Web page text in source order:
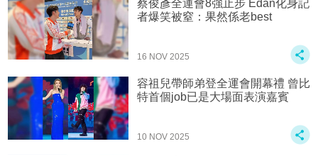
蔡俊彥全運會8強止步 Edan化身記
者爆笑被窒：果然係老best
16 NOV 2025
容祖兒帶師弟登全運會開幕禮 曾比
特首個job已是大場面表演嘉賓
10 NOV 2025